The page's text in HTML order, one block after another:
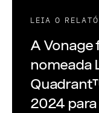
LEIA O
A Vonage
nomeada
2024 para